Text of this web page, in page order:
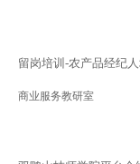
留岗培训-农产品经纪
商业服务教研室